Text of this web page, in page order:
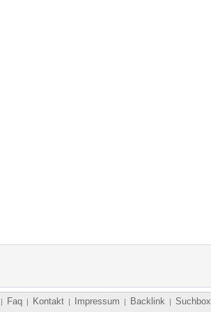
| Faq | Kontakt | Impressum | Backlink |